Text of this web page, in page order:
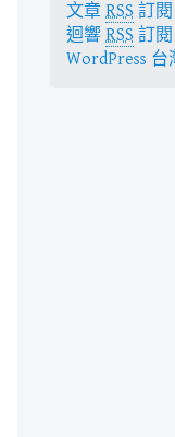
文章 RSS 訂閱
迴響 RSS 訂閱
WordPress